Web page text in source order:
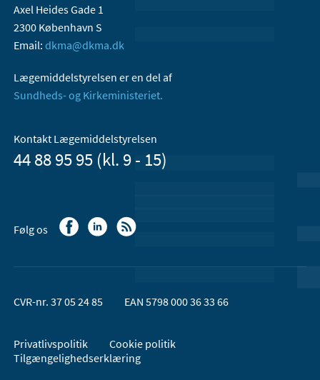
Axel Heides Gade 1
2300 København S
Email: dkma@dkma.dk
Lægemiddelstyrelsen er en del af
Sundheds- og Kirkeministeriet.
Kontakt Lægemiddelstyrelsen
44 88 95 95 (kl. 9 - 15)
Følg os
CVR-nr. 37 05 24 85 EAN 5798 000 36 33 66
Privatlivspolitik
Cookie politik
Tilgængelighedserklæring